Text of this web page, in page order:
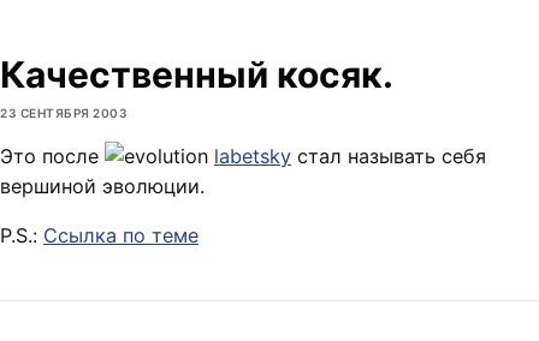
Качественный косяк.
23 СЕНТЯБРЯ 2003
Это после labetsky стал называть себя
вершиной эволюции.
P.S.: Ссылка по теме